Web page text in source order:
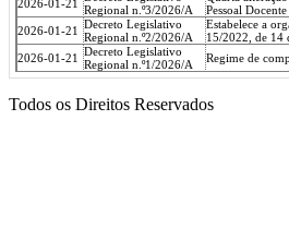
2026-01-21 Regional n.º3/2026/A
Pessoal
2026-01-21 Decreto Legislativo
Regional n.º2/2026/A
Estabelece a
15/2022, de 14
2026-01-21 Decreto Legislativo
Regional n.º1/2026/A
Regime de
Todos os Direitos Reservados